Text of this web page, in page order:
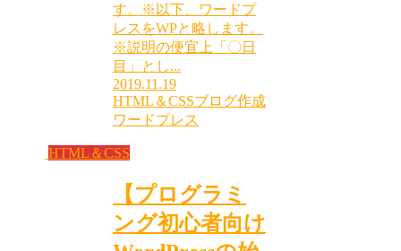
す。※以下、ワードプ
レスをWPと略します。
※説明の便宜上「〇日
目」とし...
2019.11.19
HTML＆CSSブログ作成
ワードプレス
HTML＆CSS
【プログラミ
ング初心者向け